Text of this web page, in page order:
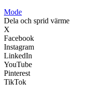
Mode
Dela och sprid värme
X
Facebook
Instagram
LinkedIn
YouTube
Pinterest
TikTok